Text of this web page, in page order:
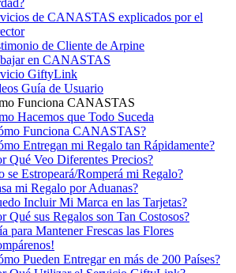
de CANASTAS explicados por el
de Cliente de Arpine
en CANASTAS
GiftyLink
Guía de Usuario
Funciona CANASTAS
Hacemos que Todo Suceda
Funciona CANASTAS?
Entregan mi Regalo tan Rápidamente?
Qué Veo Diferentes Precios?
se Estropeará/Romperá mi Regalo?
mi Regalo por Aduanas?
Incluir Mi Marca en las Tarjetas?
Qué sus Regalos son Tan Costosos?
para Mantener Frescas las Flores
Pueden Entregar en más de 200 Países?